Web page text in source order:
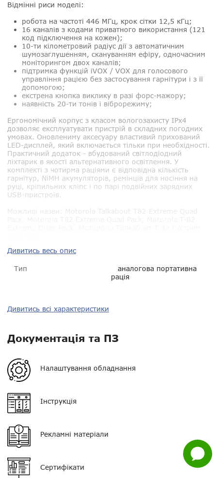
Задати
питання
Відмінні риси моделі:
робота на частоті 446 МГц, крок сітки 12,5 кГц;
16 каналів з кодами приватного використання (121
код підключення на кожен);
10-ти кілометровий радіус дії з автоматичним
шумозаглушенням, скануванням ефіру, одночасним
моніторингом двох каналів;
підтримка функцій iVOX / VOX для голосового
управління рацією без застосування гарнітури і з її
допомогою;
екстрена кнопка виклику в разі форс-мажору;
наявність 20-ти тонів і віброрежиму;
Ергономічний корпус з класом вологозахисту IPx4
дозволяє експлуатувати пристрій в складних погодних
умовах. Оновлениму аксесуару властивий прихований
LED-дисплей, який включається тільки при необхідності.
Практичний додаток - вбудований світлодіодний
ліхтарик в якості альтернативного освітлення. У
комплекті з чотирма раціями є відповідна кількість
гарнітур, NiMH акумуляторів, ремінців для носіння на
руці, кріпильних кліпс і по парі подвійних зарядних
USB-пристроїв.
Можливі назви:
Motorola Talkabout T82 Extreme Quad
Дивитись весь опис
Тип
аналогова портативна
рація
Потужність 0.5 Вт
Орієнтовна дальність у
місті
Орієнтовна дальність у
лісі
полі
Тип АКБ
Ємність АКБ
Дивитись всі характеристики
Документація та ПЗ
Налаштування обладнання
Інструкція
Рекламні матеріали
Сертифікати